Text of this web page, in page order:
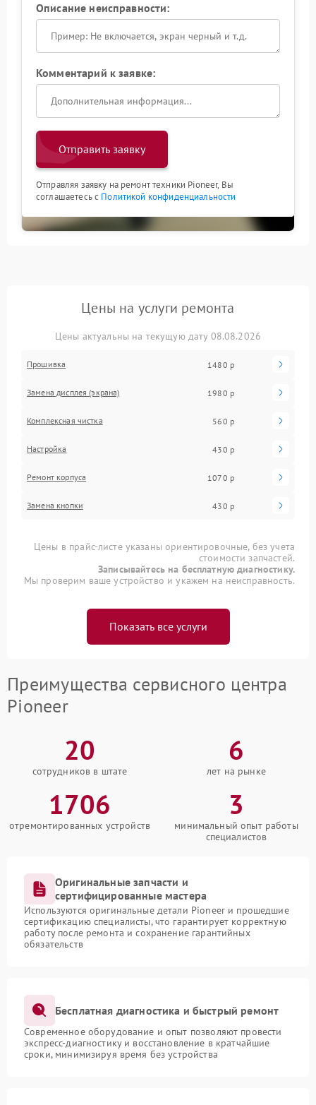
Описание неисправности:
Комментарий к заявке:
Отправить заявку
Отправляя заявку на ремонт техники Pioneer, Вы
соглашаетесь с Политикой конфиденциальности
Цены на услуги ремонта
Цены актуальны на текущую дату 08.08.2026
Прошивка 1480 р
Замена дисплея (экрана) 1980 р
Комплексная чистка 560 р
Настройка 430 р
Ремонт корпуса 1070 р
Замена кнопки 430 р
Цены в прайс-листе указаны ориентировочные, без учета
стоимости запчастей.
Записывайтесь на бесплатную диагностику.
Мы проверим ваше устройство и укажем на неисправность.
Показать все услуги
Преимущества сервисного центра
Pioneer
20
сотрудников в штате
6
лет на рынке
1706
отремонтированных устройств
3
минимальный опыт работы
специалистов
Оригинальные запчасти и
сертифицированные мастера
Используются оригинальные детали Pioneer и прошедшие
сертификацию специалисты, что гарантирует корректную
работу после ремонта и сохранение гарантийных
обязательств
Бесплатная диагностика и быстрый ремонт
Современное оборудование и опыт позволяют провести
экспресс-диагностику и восстановление в кратчайшие
сроки, минимизируя время без устройства